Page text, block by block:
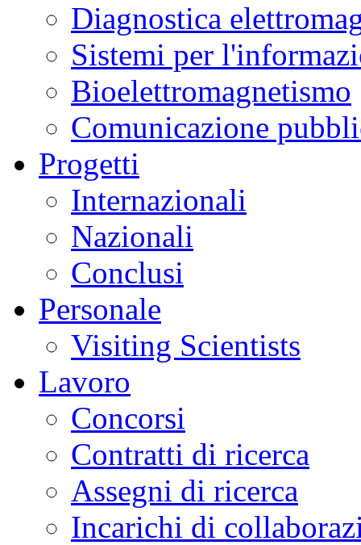
Diagnostica
Sistemi per
Bioelettromagnetismo
Comunicazione
Progetti
Internazionali
Nazionali
Conclusi
Personale
Visiting Scientists
Lavoro
Concorsi
Contratti di ricerca
Assegni di ricerca
Incarichi di